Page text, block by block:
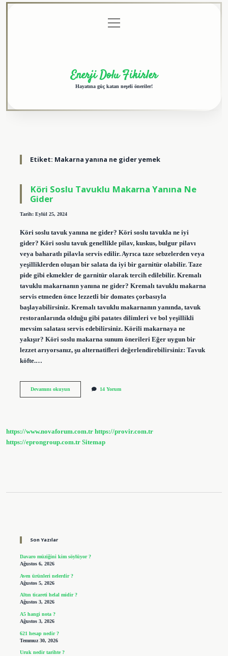
menüyü
aç
Enerji Dolu Fikirler
Hayatına güç katan neşeli öneriler!
Etiket: Makarna yanına ne gider yemek
Köri Soslu Tavuklu Makarna Yanına Ne
Gider
Tarih: Eylül 25, 2024
Köri soslu tavuk yanına ne gider? Köri soslu tavukla ne iyi
gider? Köri soslu tavuk genellikle pilav, kuskus, bulgur pilavı
veya baharatlı pilavla servis edilir. Ayrıca taze sebzelerden veya
yeşilliklerden oluşan bir salata da iyi bir garnitür olabilir. Taze
pide gibi ekmekler de garnitür olarak tercih edilebilir. Kremalı
tavuklu makarnanın yanına ne gider? Kremalı tavuklu makarna
servis etmeden önce lezzetli bir domates çorbasıyla
başlayabilirsiniz. Kremalı tavuklu makarnanın yanında, tavuk
restoranlarında olduğu gibi patates dilimleri ve bol yeşillikli
mevsim salatası servis edebilirsiniz. Körili makarnaya ne
yakışır? Köri soslu makarna sunum önerileri Eğer uygun bir
lezzet arıyorsanız, şu alternatifleri değerlendirebilirsiniz: Tavuk
köfte.…
Devamını okuyunKöri
Gider
14 Yorum
https://www.novaforum.com.tr https://provir.com.tr
https://eprongroup.com.tr Sitemap
Son Yazılar
Davaro müziğini kim söylüyor ?
Ağustos 6, 2026
Aven ürünleri nelerdir ?
Ağustos 5, 2026
Altın ticareti helal midir ?
Ağustos 3, 2026
A5 hangi nota ?
Ağustos 3, 2026
621 hesap nedir ?
Temmuz 30, 2026
Uruk nedir tarihte ?